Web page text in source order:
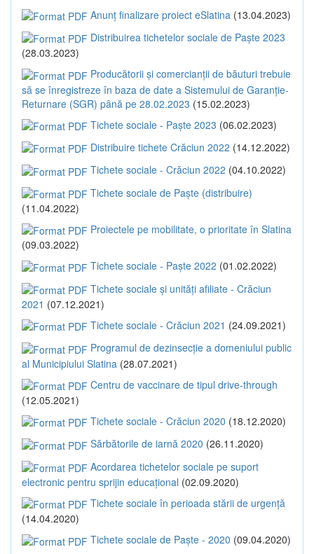
Anunț finalizare proiect eSlatina (13.04.2023)
Distribuirea tichetelor sociale de Paște 2023
(28.03.2023)
Producătorii și comercianții de băuturi trebuie
să se înregistreze în baza de date a Sistemului de Garanție-
Returnare (SGR) până pe 28.02.2023 (15.02.2023)
Tichete sociale - Paște 2023 (06.02.2023)
Distribuire tichete Crăciun 2022 (14.12.2022)
Tichete sociale - Crăciun 2022 (04.10.2022)
Tichete sociale de Paște (distribuire)
(11.04.2022)
Proiectele pe mobilitate, o prioritate în Slatina
(09.03.2022)
Tichete sociale - Paște 2022 (01.02.2022)
Tichete sociale și unități afiliate - Crăciun
2021 (07.12.2021)
Tichete sociale - Crăciun 2021 (24.09.2021)
Programul de dezinsecție a domeniului public
al Municipiului Slatina (28.07.2021)
Centru de vaccinare de tipul drive-through
(12.05.2021)
Tichete sociale - Crăciun 2020 (18.12.2020)
Sărbătorile de iarnă 2020 (26.11.2020)
Acordarea tichetelor sociale pe suport
electronic pentru sprijin educațional (02.09.2020)
Tichete sociale în perioada stării de urgență
(14.04.2020)
Tichete sociale de Paște - 2020 (09.04.2020)